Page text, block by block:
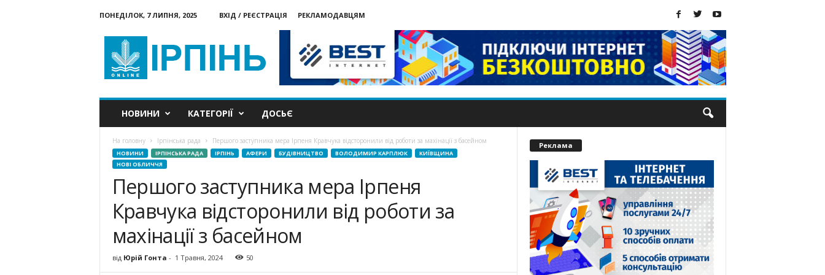
ПОНЕДІЛОК, 7 ЛИПНЯ, 2025 ВХІД / РЕЄСТРАЦІЯ
РЕКЛАМОДАВЦЯМ
онлайн
НОВИНИ КАТЕГОРІЇ ДОСЬЄ
На головну Ірпінська рада Першого заступника мера Ірпеня Кравчука відсторонили від роботи за махінації з басейном
НОВИНИ ІРПІНСЬКА РАДА ІРПІНЬ АФЕРИ БУДІВНИЦТВО ВОЛОДИМИР КАРПЛЮК
КИЇВЩИНА
НОВІ ОБЛИЧЧЯ
Першого заступника мера Ірпеня
Кравчука відсторонили від роботи за
махінації з басейном
від Юрій Гонта - 1 Травня, 2024 50
Реклама